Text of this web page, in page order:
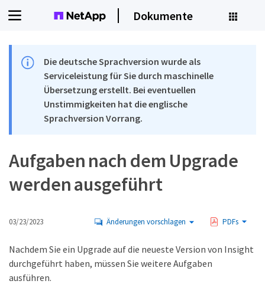
Dokumente
Die deutsche Sprachversion wurde als
Serviceleistung für Sie durch maschinelle
Übersetzung erstellt. Bei eventuellen
Unstimmigkeiten hat die englische
Sprachversion Vorrang.
Aufgaben nach dem Upgrade
werden ausgeführt
03/23/2023 Änderungen vorschlagen PDFs
Nachdem Sie ein Upgrade auf die neueste Version von Insight
durchgeführt haben, müssen Sie weitere Aufgaben
ausführen.